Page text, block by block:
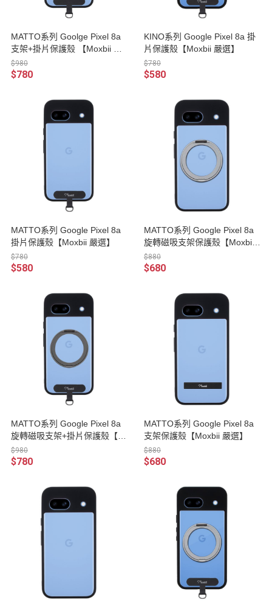
MATTO系列 Goolge Pixel 8a
支架+掛片保護殼 【Moxbii 嚴
選】
$980
$780
KINO系列 Google Pixel 8a 掛
片保護殼【Moxbii 嚴選】
$780
$580
MATTO系列 Google Pixel 8a
掛片保護殼【Moxbii 嚴選】
$780
$580
MATTO系列 Google Pixel 8a
旋轉磁吸支架保護殼【Moxbii
嚴選】
$880
$680
MATTO系列 Google Pixel 8a
旋轉磁吸支架+掛片保護殼【M
oxbii 嚴選】
$980
$780
MATTO系列 Google Pixel 8a
支架保護殼【Moxbii 嚴選】
$880
$680